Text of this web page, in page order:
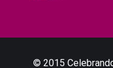
© 2015